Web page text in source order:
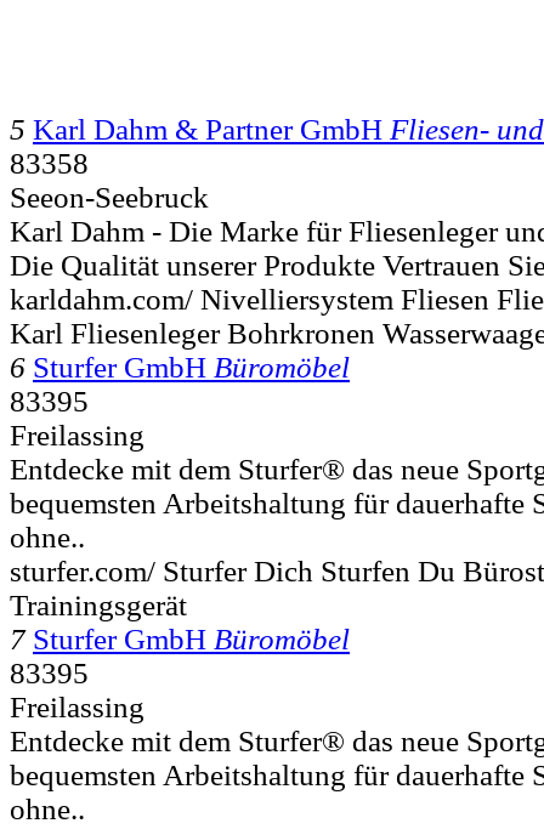
5 Karl Dahm & Partner GmbH Fliesen- und
83358
Seeon-Seebruck
Karl Dahm - Die Marke für Fliesenleger
Die Qualität unserer Produkte Vertrauen
karldahm.com/ Nivelliersystem Fliesen
Karl Fliesenleger Bohrkronen
6 Sturfer GmbH Büromöbel
83395
Freilassing
Entdecke mit dem Sturfer® das neue
bequemsten Arbeitshaltung für dauerhafte
ohne..
sturfer.com/ Sturfer Dich Sturfen Du
Trainingsgerät
7 Sturfer GmbH Büromöbel
83395
Freilassing
Entdecke mit dem Sturfer® das neue
bequemsten Arbeitshaltung für dauerhafte
ohne..